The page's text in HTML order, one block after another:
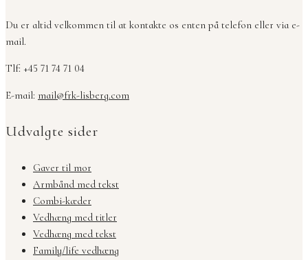
Du er altid velkommen til at kontakte os enten på telefon eller via e-
mail.
Tlf: +45 71 74 71 04
E-mail: mail@frk-lisberg.com
Udvalgte sider
Gaver til mor
Armbånd med tekst
Combi-kæder
Vedhæng med titler
Vedhæng med tekst
Family/life vedhæng